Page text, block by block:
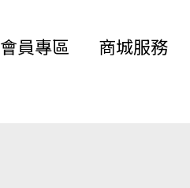
會員專區 商城服務